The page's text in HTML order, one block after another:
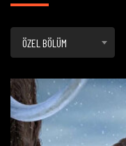
ÖZEL BÖLÜM